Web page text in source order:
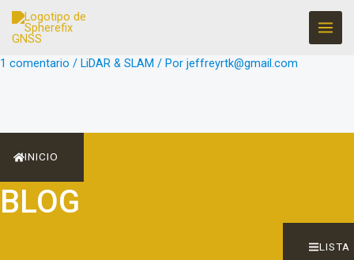
1 comentario / LiDAR & SLAM / Por jeffreyrtk@gmail.com
INICIO
BLOG
LISTA